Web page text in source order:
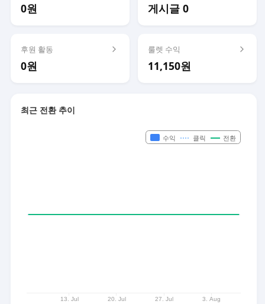
0원 게시글 0
후원 활동
0원
룰렛 수익
11,150원
최근 전환 추이